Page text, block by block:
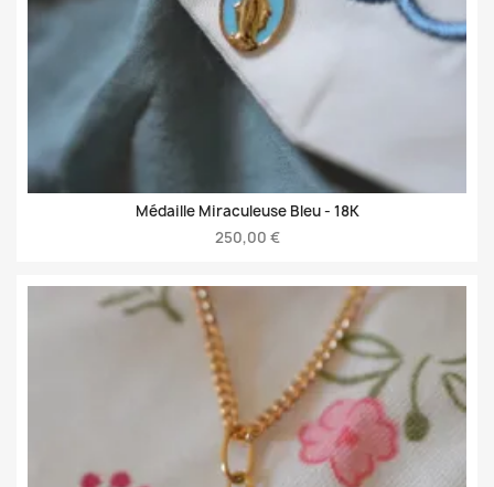
Médaille Miraculeuse Bleu - 18K
250,00 €